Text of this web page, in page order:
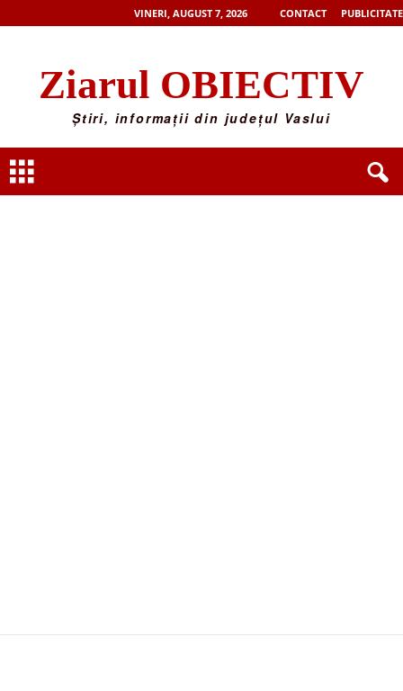
VINERI, AUGUST 7, 2026 CONTACT PUBLICITATE
Ziarul OBIECTIV
Știri, informații din județul Vaslui